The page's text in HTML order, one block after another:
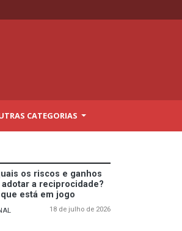
CATEGORIAS
os riscos e ganhos
adotar a reciprocidade?
está em jogo
18 de julho de 2026